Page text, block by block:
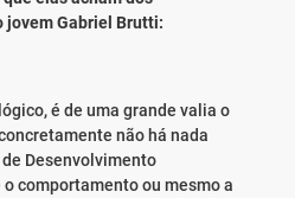
jovem Gabriel Brutti:
é de uma grande valia o
não há nada
Desenvolvimento
comportamento ou mesmo a